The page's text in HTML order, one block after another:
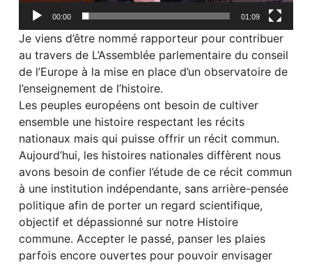
00:00 01:09
Je viens d’être nommé rapporteur pour contribuer
au travers de L’Assemblée parlementaire du conseil
de l’Europe à la mise en place d’un observatoire de
l’enseignement de l’histoire.
Les peuples européens ont besoin de cultiver
ensemble une histoire respectant les récits
nationaux mais qui puisse offrir un récit commun.
Aujourd’hui, les histoires nationales diffèrent nous
avons besoin de confier l’étude de ce récit commun
à une institution indépendante, sans arrière-pensée
politique afin de porter un regard scientifique,
objectif et dépassionné sur notre Histoire
commune. Accepter le passé, panser les plaies
parfois encore ouvertes pour pouvoir envisager